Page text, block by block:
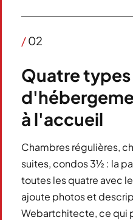
/02
Quatre types
à l'accueil
Chambres régulières,
suites, condos 3½ : la
toutes les quatre avec
ajoute photos et
Webartchitecte, ce qui